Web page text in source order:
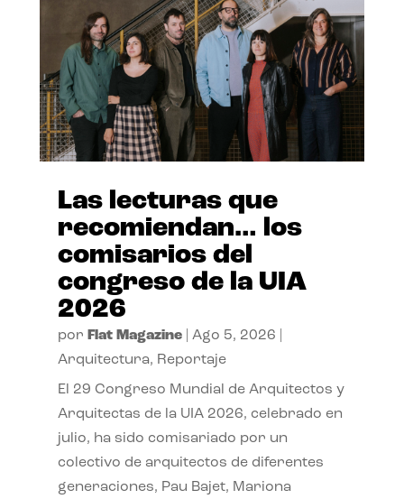
Las lecturas que
recomiendan… los
comisarios del
congreso de la UIA
2026
por Flat Magazine| Ago 5, 2026
Arquitectura, Reportaje
El 29 Congreso Mundial de Arquitectos y
Arquitectas de la UIA 2026, celebrado en
julio, ha sido comisariado por un
colectivo de arquitectos de diferentes
generaciones, Pau Bajet, Mariona